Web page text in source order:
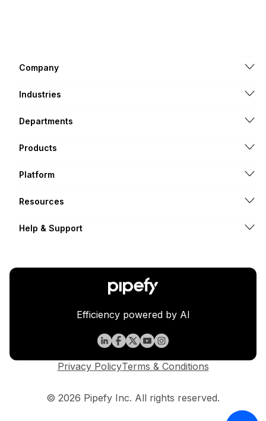
Company
Industries
Departments
Products
Platform
Resources
Help & Support
Efficiency powered by AI
© 2026 Pipefy Inc. All rights reserved.
Privacy PolicyTerms & Conditions